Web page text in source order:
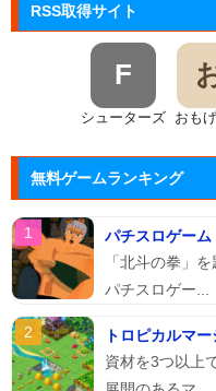
RSS取得サイト
F
シューターズ おも
無料ゲームランキング
パチスロゲー
「北斗の拳」
パチスロゲー...
トロピカルマー
資材を3つ以上